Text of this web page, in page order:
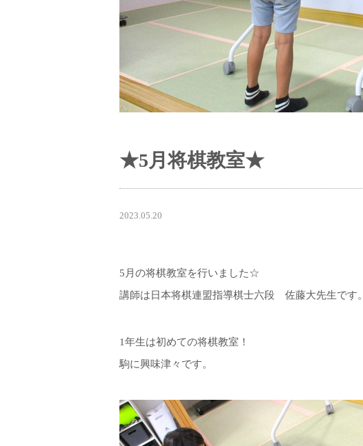
★5月将棋教室★
2023.05.20
5月の将棋教室を行いました☆
講師は日本将棋連盟指導棋士六段 佐藤大先生です。
1年生は初めての将棋教室！
駒に興味津々です。